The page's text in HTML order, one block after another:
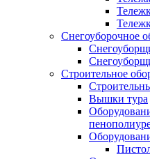
Снегоуборочное
Строительное
Вышки тура